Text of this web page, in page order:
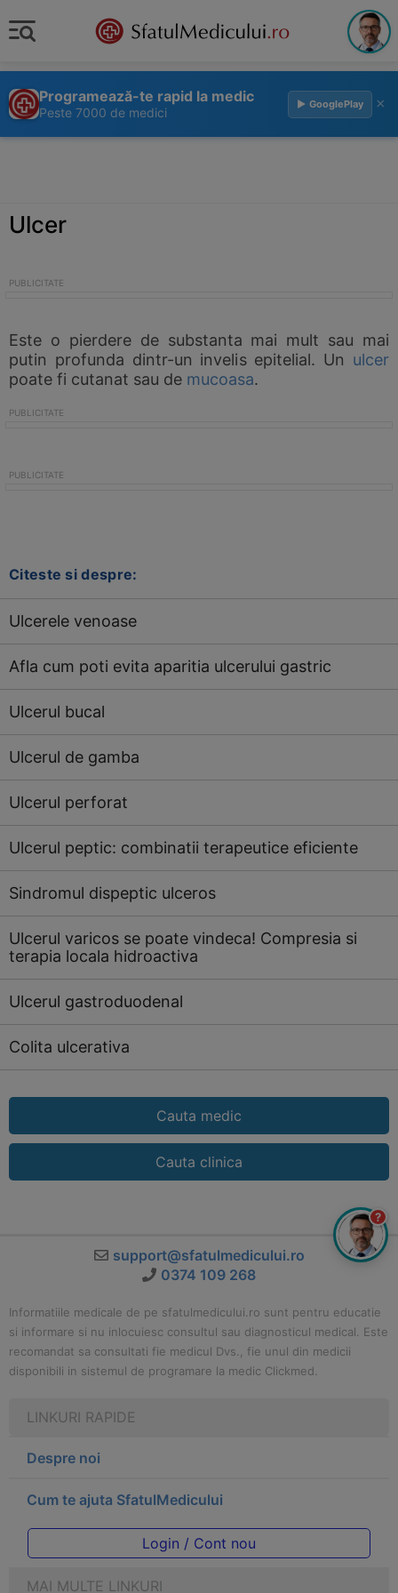
Programează-te rapid la medic
Peste 7000 de medici
▶ GooglePlay ×
Ulcer
Este o pierdere de substanta mai mult sau mai
putin profunda dintr-un invelis epitelial. Un ulcer
poate fi cutanat sau de mucoasa.
Citeste si despre:
Ulcerele venoase
Afla cum poti evita aparitia ulcerului gastric
Ulcerul bucal
Ulcerul de gamba
Ulcerul perforat
Ulcerul peptic: combinatii terapeutice eficiente
Sindromul dispeptic ulceros
Ulcerul varicos se poate vindeca! Compresia si
terapia locala hidroactiva
Ulcerul gastroduodenal
Colita ulcerativa
Cauta medic
Cauta clinica
support@sfatulmedicului.ro
0374 109 268
Informatiile medicale de pe sfatulmedicului.ro sunt pentru educatie
si informare si nu inlocuiesc consultul sau diagnosticul medical. Este
recomandat sa consultati fie medicul Dvs., fie unul din medicii
disponibili in sistemul de programare la medic Clickmed.
LINKURI RAPIDE
Despre noi
Cum te ajuta SfatulMedicului
Login / Cont nou
MAI MULTE LINKURI
?